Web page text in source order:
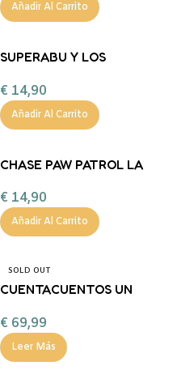
Añadir Al Carrito
SUPERABU Y LOS
€ 14,90
Añadir Al Carrito
CHASE PAW PATROL LA
€ 14,90
Añadir Al Carrito
SOLD OUT
CUENTACUENTOS UN
FABA PLUS
€ 69,99
Leer Más